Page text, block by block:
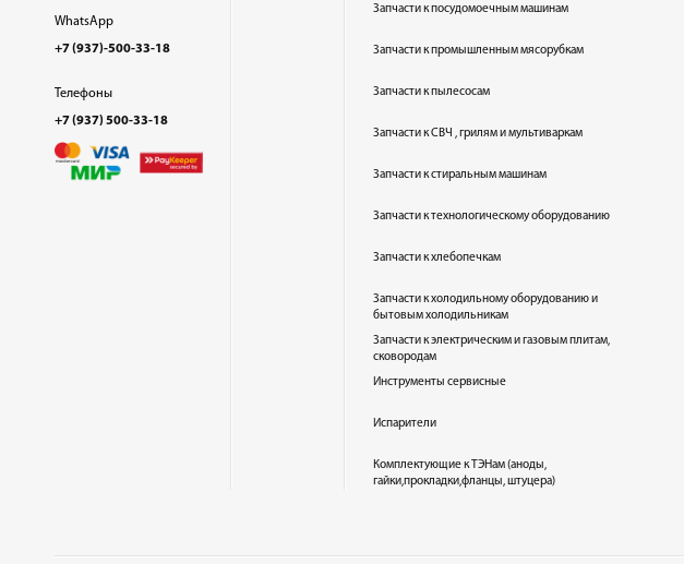
WhatsApp
+7 (937)-500-33-18
Телефоны
+7 (937) 500-33-18
Запчасти к посудомоечным машинам
Запчасти к промышленным мясорубкам
Запчасти к пылесосам
Запчасти к СВЧ , грилям и мультиваркам
Запчасти к стиральным машинам
Запчасти к технологическому оборудованию
Запчасти к хлебопечкам
Запчасти к холодильному оборудованию и
бытовым холодильникам
Запчасти к электрическим и газовым плитам,
сковородам
Инструменты сервисные
Испарители
Комплектующие к ТЭНам (аноды,
гайки,прокладки,фланцы, штуцера)